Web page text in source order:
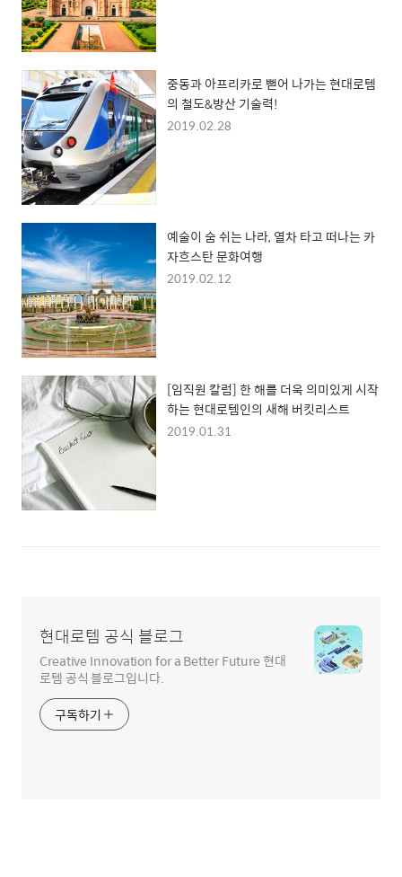
중동과 아프리카로 뻗어 나가는 현대로템
의 철도&방산 기술력!
2019.02.28
예술이 숨 쉬는 나라, 열차 타고 떠나는 카
자흐스탄 문화여행
2019.02.12
[임직원 칼럼] 한 해를 더욱 의미있게 시작
하는 현대로템인의 새해 버킷리스트
2019.01.31
현대로템 공식 블로그
Creative Innovation for a Better Future 현대
로템 공식 블로그입니다.
구독하기